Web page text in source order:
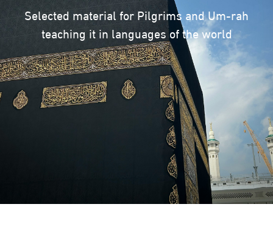
Selected material for Pilgrims and Um-rah
teaching it in languages of the world